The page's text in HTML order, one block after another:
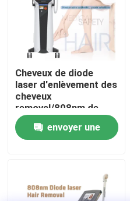
Au sujet de nous
Visite d'usine
Contrôle de qualité
Contactez-nous
Demandez une citation
Cheveux de diode
laser d'enlèvement des
cheveux
removal/808nm de
laser de diode de
Pékin
envoyer une